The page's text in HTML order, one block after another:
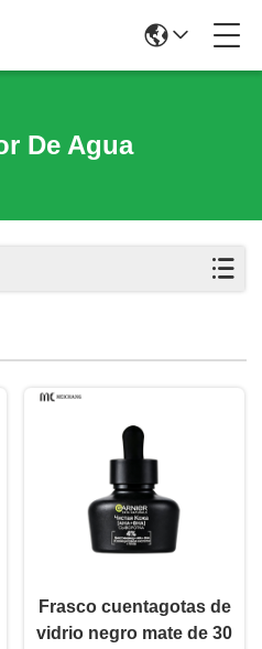
De Agua
Frasco cuentagotas de
vidrio negro mate de 30